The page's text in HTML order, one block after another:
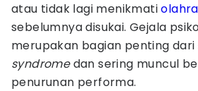
atau tidak lagi menikmati
sebelumnya disukai. Gejala
merupakan bagian penting dari
syndromedan sering muncul
penurunan performa.